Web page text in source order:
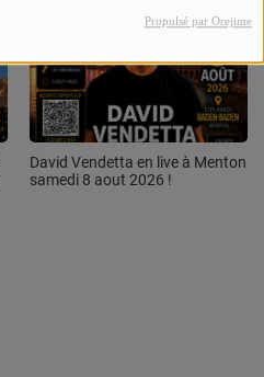
Propulsé par Orejime
David Vendetta en live à Menton
samedi 8 aout 2026 !